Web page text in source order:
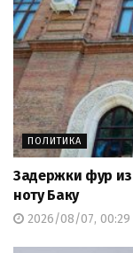
ПОЛИТИКА
Задержки фур из
ноту Баку
2026/08/07, 00:29